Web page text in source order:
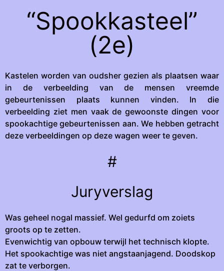
“Spookkasteel”
(2e)
Kastelen worden van oudsher gezien als plaatsen waar
in de verbeelding van de mensen vreemde
gebeurtenissen plaats kunnen vinden. In die
verbeelding ziet men vaak de gewoonste dingen voor
spookachtige gebeurtenissen aan. We hebben getracht
deze verbeeldingen op deze wagen weer te geven.
#
Juryverslag
Was geheel nogal massief. Wel gedurfd om zoiets
groots op te zetten.
Evenwichtig van opbouw terwijl het technisch klopte.
Het spookachtige was niet angstaanjagend. Doodskop
zat te verborgen.